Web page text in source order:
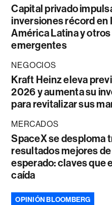
Capital privado
inversiones récord en
América Latina y
emergentes
NEGOCIOS
Kraft Heinz eleva
2026 y aumenta su
para revitalizar sus
MERCADOS
SpaceX se desploma
resultados mejores
esperado: claves que
caída
OPINIÓN BLOOMBERG